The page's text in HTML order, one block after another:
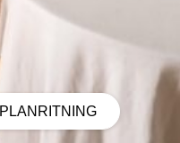
PLANRITNING